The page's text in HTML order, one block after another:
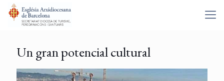
Un gran potencial cultural